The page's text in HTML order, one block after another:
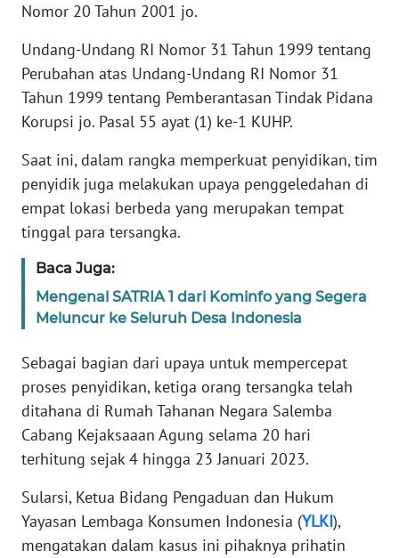
Nomor 20 Tahun 2001 jo.
Undang-Undang RI Nomor 31 Tahun 1999 tentang
Perubahan atas Undang-Undang RI Nomor 31
Tahun 1999 tentang Pemberantasan Tindak Pidana
Korupsi jo. Pasal 55 ayat (1) ke-1 KUHP.
Saat ini, dalam rangka memperkuat penyidikan, tim
penyidik juga melakukan upaya penggeledahan di
empat lokasi berbeda yang merupakan tempat
tinggal para tersangka.
Baca Juga:
Mengenal SATRIA 1 dari Kominfo yang Segera
Meluncur ke Seluruh Desa Indonesia
Sebagai bagian dari upaya untuk mempercepat
proses penyidikan, ketiga orang tersangka telah
ditahana di Rumah Tahanan Negara Salemba
Cabang Kejaksaaan Agung selama 20 hari
terhitung sejak 4 hingga 23 Januari 2023.
Sularsi, Ketua Bidang Pengaduan dan Hukum
Yayasan Lembaga Konsumen Indonesia (YLKI),
mengatakan dalam kasus ini pihaknya prihatin
KARIR
DISCLAIMER
Wahana
News
WN
SUMUT
JAKARTA
WN
WN
BANTEN
NTT
KEPRI